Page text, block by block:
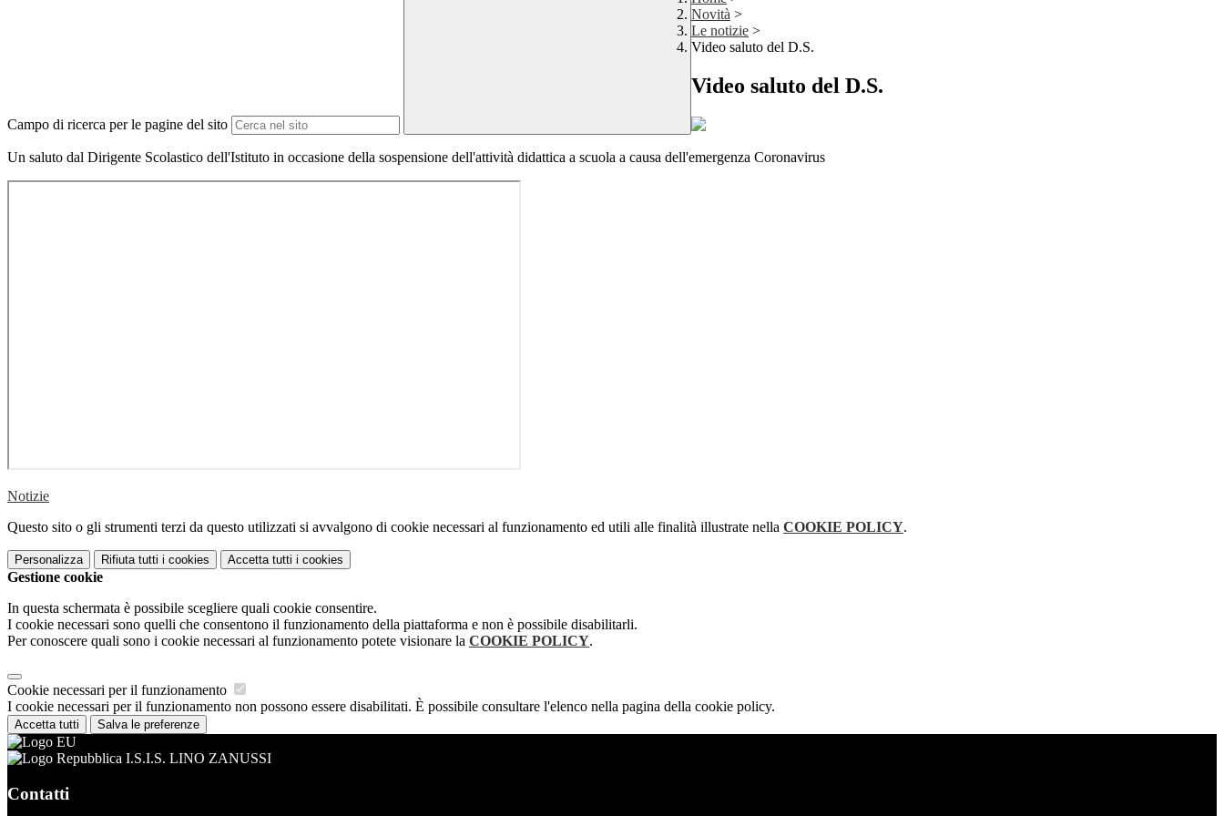
Campo di ricerca per le pagine del sito
Novità >
Le notizie >
Video saluto del D.S.
Video saluto del D.S.
Un saluto dal Dirigente Scolastico dell'Istituto in occasione della sospensione dell'attività didattica a scuola a causa dell'emergenza Coronavirus
Notizie
Questo sito o gli strumenti terzi da questo utilizzati si avvalgono di cookie necessari al funzionamento ed utili alle finalità illustrate nella COOKIE POLICY.
Personalizza Rifiuta tutti i cookies Accetta tutti i cookies
Gestione cookie
In questa schermata è possibile scegliere quali cookie consentire.
I cookie necessari sono quelli che consentono il funzionamento della piattaforma e non è possibile disabilitarli.
Per conoscere quali sono i cookie necessari al funzionamento potete visionare la COOKIE POLICY.
Cookie necessari per il funzionamento
I cookie necessari per il funzionamento non possono essere disabilitati. È possibile consultare l'elenco nella pagina della cookie policy.
Accetta tutti Salva le preferenze
I.S.I.S. LINO ZANUSSI
Contatti